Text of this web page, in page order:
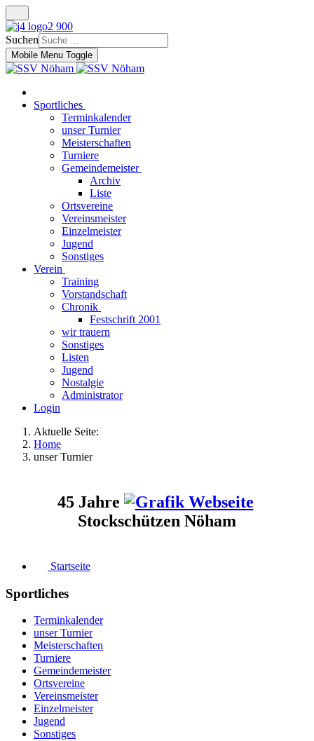
Suchen
Mobile Menu Toggle
Sportliches
Terminkalender
unser Turnier
Meisterschaften
Turniere
Gemeindemeister
Archiv
Liste
Ortsvereine
Vereinsmeister
Einzelmeister
Jugend
Sonstiges
Verein
Training
Vorstandschaft
Chronik
Festschrift 2001
wir trauern
Sonstiges
Listen
Jugend
Nostalgie
Administrator
Login
Aktuelle Seite:
Home
unser Turnier
45 Jahre
Stockschützen Nöham
Startseite
Sportliches
Terminkalender
unser Turnier
Meisterschaften
Turniere
Gemeindemeister
Ortsvereine
Vereinsmeister
Einzelmeister
Jugend
Sonstiges